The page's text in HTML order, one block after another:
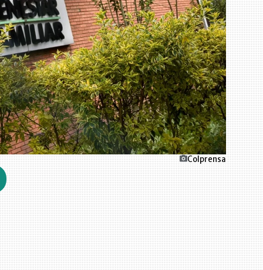
Colprensa